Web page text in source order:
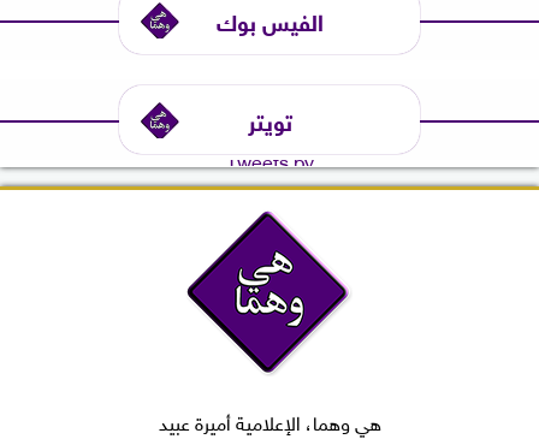
الفيس بوك
تويتر
Tweets by
هي وهما، الإعلامية أميرة عبيد